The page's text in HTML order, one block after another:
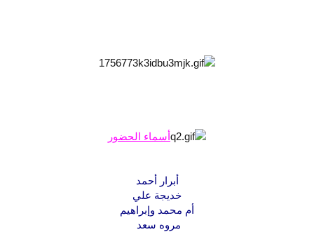
أسماء الحضور
أبرار أحمد
خديجة علي
أم محمد وإبراهيم
مروه سعد